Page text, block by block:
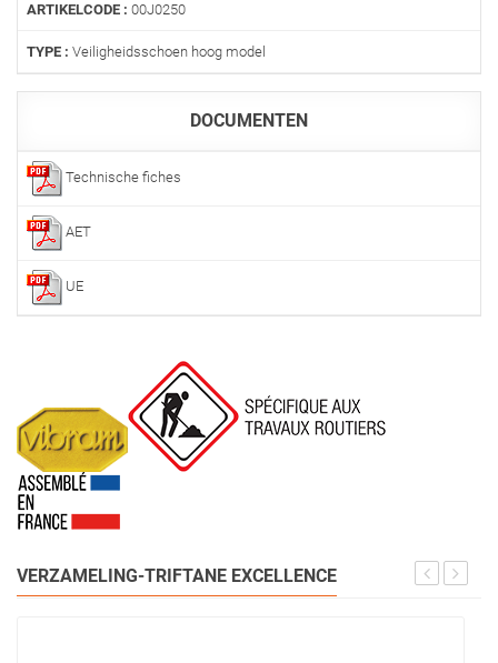
ARTIKELCODE : 00J0250
TYPE : Veiligheidsschoen hoog model
DOCUMENTEN
Technische fiches
AET
UE
VERZAMELING-TRIFTANE EXCELLENCE